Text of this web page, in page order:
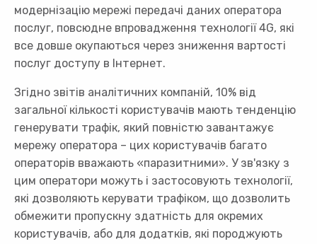
модернізацію мережі передачі даних оператора
послуг, повсюдне впровадження технології 4G, які
все довше окупаються через зниження вартості
послуг доступу в Інтернет.
Згідно звітів аналітичних компаній, 10% від
загальної кількості користувачів мають тенденцію
генерувати трафік, який повністю завантажує
мережу оператора – цих користувачів багато
операторів вважають «паразитними». У зв'язку з
цим оператори можуть і застосовують технології,
які дозволяють керувати трафіком, що дозволить
обмежити пропускну здатність для окремих
користувачів, або для додатків, які породжують